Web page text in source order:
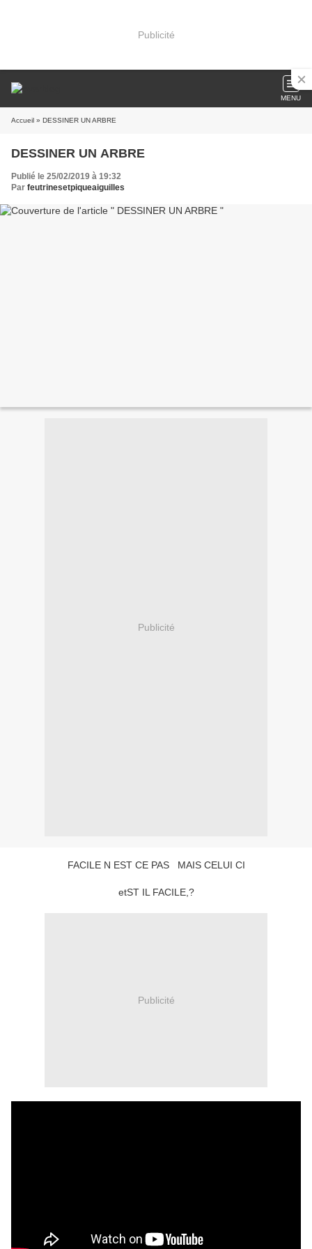
Publicité
MENU
Accueil » DESSINER UN ARBRE
DESSINER UN ARBRE
Publié le 25/02/2019 à 19:32
Par feutrinesetpiqueaiguilles
Publicité
FACILE N EST CE PAS MAIS CELUI CI
etST IL FACILE,?
Publicité